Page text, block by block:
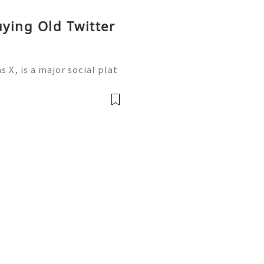
Old Twitter
X, is a major social plat
and public discuss